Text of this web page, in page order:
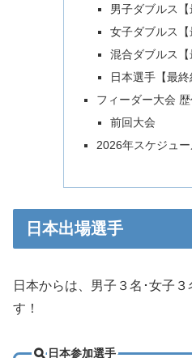
男子ダブルス【
女子ダブルス【
混合ダブルス【
日本選手【最終
フィーダー大会
前回大会
2026年スケジュ
日本出場選手
日本からは、男子３名･女子
す！
日本参加選手